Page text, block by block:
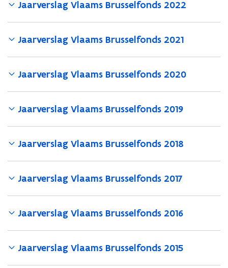
0
5
2
0
5
Jaarverslag Vlaams Brusselfonds 2022
Jaarverslag Vlaams Brusselfonds 2021
Jaarverslag Vlaams Brusselfonds 2020
Jaarverslag Vlaams Brusselfonds 2019
Jaarverslag Vlaams Brusselfonds 2018
Jaarverslag Vlaams Brusselfonds 2017
Jaarverslag Vlaams Brusselfonds 2016
Jaarverslag Vlaams Brusselfonds 2015